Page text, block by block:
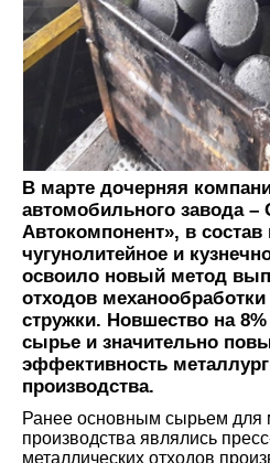
В марте дочерняя
автомобильного завода
Автокомпонент», в состав
чугунолитейное и
освоило новый метод
отходов
стружки. Новшество на
сырье и значительно
эффективность
производства.
Ранее основным сырьем для
производства являлись
металлических отходов